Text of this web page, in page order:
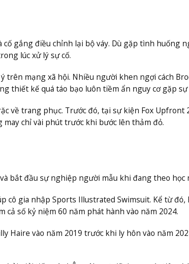
gắng điều chỉnh lại bộ váy. Dù gặp tình huống
lúc xử lý sự cố.
trên mạng xã hội. Nhiều người khen ngợi cách
thiết kế quá táo bạo luôn tiềm ẩn nguy cơ gặp sự
về trang phục. Trước đó, tại sự kiện Fox Upfront
chỉ vài phút trước khi bước lên thảm đỏ.
bắt đầu sự nghiệp người mẫu khi đang theo học
cô gia nhập Sports Illustrated Swimsuit. Kể từ
cả số kỷ niệm 60 năm phát hành vào năm 2024.
Haire vào năm 2019 trước khi ly hôn vào năm